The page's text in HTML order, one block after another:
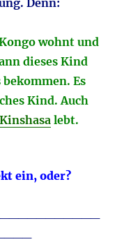
Denn:
wohnt und
dieses Kind
Es
Kind. Auch
Kinshasa lebt.
ein, oder?